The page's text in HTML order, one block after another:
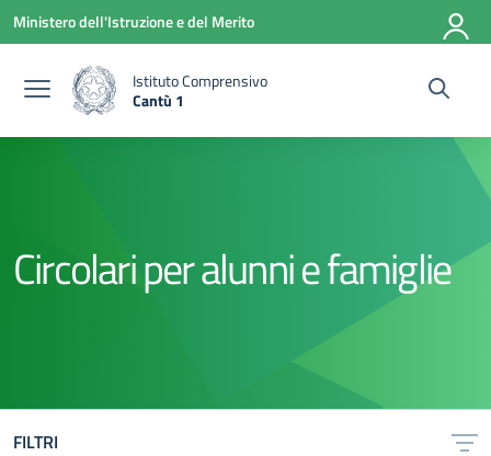
Vai ai contenuti
Vai al menu di navigazione
Vai al footer
Ministero dell'Istruzione e del Merito
Istituto Comprensivo
Cantù 1
Circolari per alunni e famiglie
FILTRI